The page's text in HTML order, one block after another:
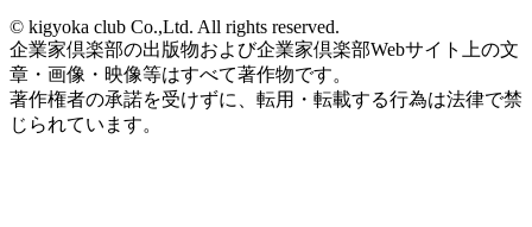
© kigyoka club Co.,Ltd. All rights reserved.
企業家倶楽部の出版物および企業家倶楽部Webサイト上の文
章・画像・映像等はすべて著作物です。
著作権者の承諾を受けずに、転用・転載する行為は法律で禁
じられています。